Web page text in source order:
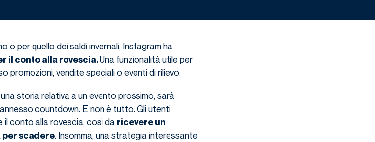
o per quello dei saldi invernali, Instagram ha
il conto alla rovescia.Una funzionalità utile per
promozioni, vendite speciali o eventi di rilievo.
storia relativa a un evento prossimo, sarà
countdown. E non è tutto. Gli utenti
conto alla rovescia, così da ricevere un
per scadere. Insomma, una strategia interessante